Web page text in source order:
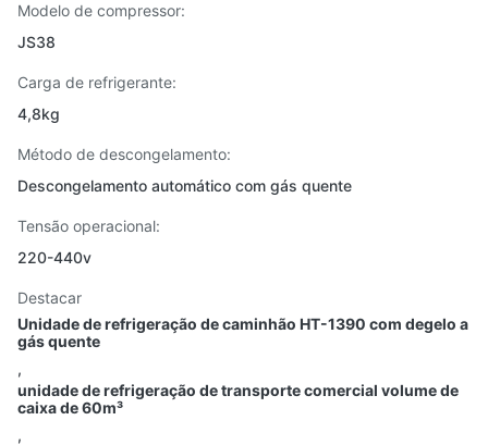
Modelo de compressor:
JS38
Carga de refrigerante:
4,8kg
Método de descongelamento:
Descongelamento automático com gás quente
Tensão operacional:
220-440v
Destacar
Unidade de refrigeração de caminhão HT-1390 com degelo a
gás quente
,
unidade de refrigeração de transporte comercial volume de
caixa de 60m³
,